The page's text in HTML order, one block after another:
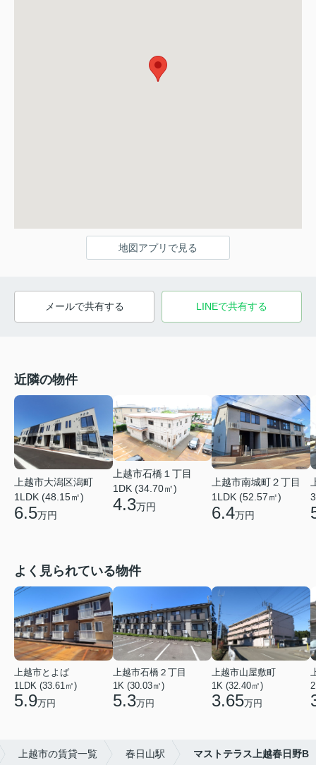
地図アプリで見る
メールで共有する LINEで共有する
近隣の物件
上越市大潟区潟町
1LDK (48.15㎡)
6.5万円
上越市石橋１丁目
1DK (34.70㎡)
4.3万円
上越市南城町２丁目
1LDK (52.57㎡)
6.4万円
よく見られている物件
上越市とよば
1LDK (33.61㎡)
5.9万円
上越市石橋２丁目
1K (30.03㎡)
5.3万円
上越市山屋敷町
1K (32.40㎡)
3.65万円
上越市の賃貸一覧 春日山駅 マストテラス上越春日野B